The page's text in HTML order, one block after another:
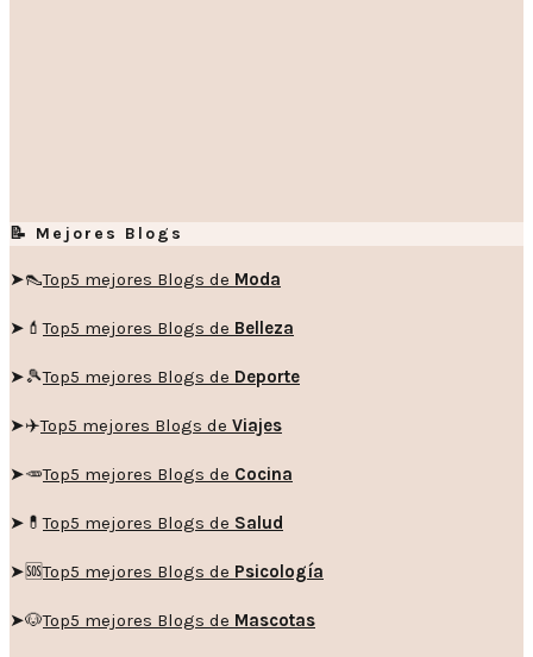
📝 Mejores Blogs
➤👠Top5 mejores Blogs de Moda
➤💄Top5 mejores Blogs de Belleza
➤🎾Top5 mejores Blogs de Deporte
➤✈️Top5 mejores Blogs de Viajes
➤🥕Top5 mejores Blogs de Cocina
➤💊Top5 mejores Blogs de Salud
➤🆘Top5 mejores Blogs de Psicología
➤🐶Top5 mejores Blogs de Mascotas